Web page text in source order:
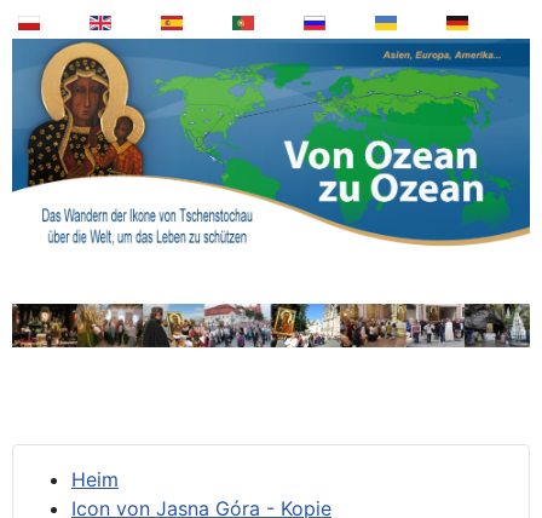
Heim
Icon von Jasna Góra - Kopie